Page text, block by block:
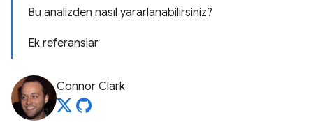
Bu analizden nasıl yararlanabilirsiniz?
Ek referanslar
Connor Clark